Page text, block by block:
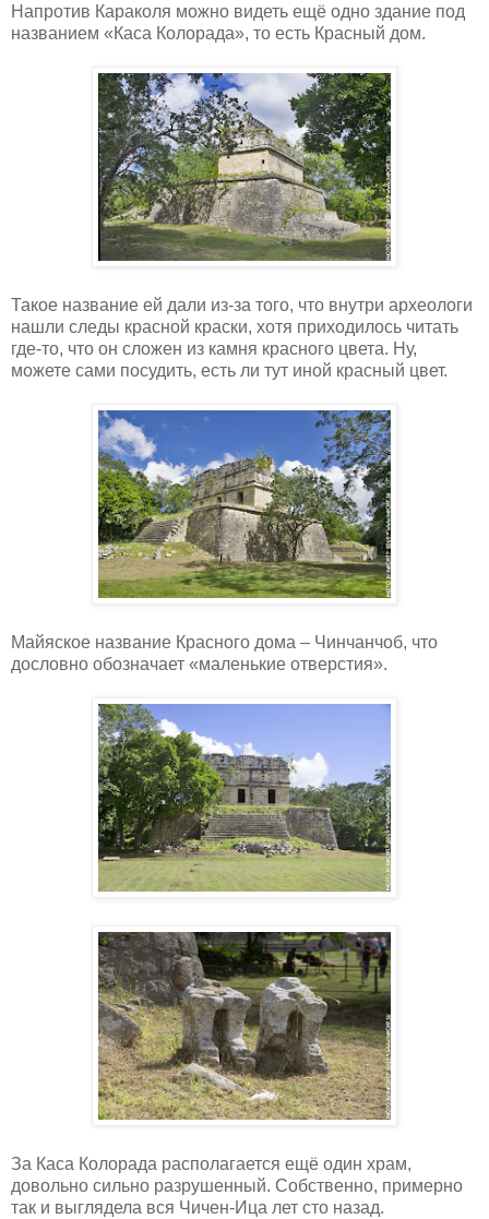
Напротив Караколя можно видеть ещё одно здание под
названием «Каса Колорада», то есть Красный дом.
Такое название ей дали из-за того, что внутри археологи
нашли следы красной краски, хотя приходилось читать
где-то, что он сложен из камня красного цвета. Ну,
можете сами посудить, есть ли тут иной красный цвет.
Майяское название Красного дома – Чинчанчоб, что
дословно обозначает «маленькие отверстия».
За Каса Колорада располагается ещё один храм,
довольно сильно разрушенный. Собственно, примерно
так и выглядела вся Чичен-Ица лет сто назад.